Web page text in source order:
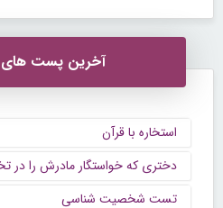
آخرین پست
استخاره با قرآن
دختری که خواستگار مادرش را
تست شخصیت شناسی